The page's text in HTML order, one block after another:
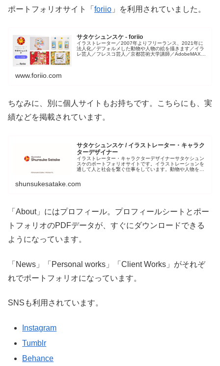
ポートフォリオサイト「 foriio 」を利用されていました。
サタケシュンスケ - foriio
イラストレーター／2007年よりフリーランス、2021年に
法人化／デフォルメした動物や人物の絵を描きます／イラ
レ芸人／フレスコ芸人／京都芸術大学講師／AdobeMAX登
www.foriio.com
ちなみに、別に個人サイトもお持ちです。こちらにも、実
績などを掲載されています。
サタケシュンスケ / イラストレーター・キャラク
ターデザイナー
イラストレーター・キャラクターデザイナーサタケシュン
スケのポートフォリオサイトです。イラストレーションを
通して人と社会を繋ぐ仕事をしています。動物や人物をデ
shunsukesatake.com
「About」にはプロフィール。プロフィールシートとポー
トフォリオのPDFデータが、すぐにダウンロードできる
ようになっています。
「News」「Personal works」「Client Works」がそれぞ
れでポートフォリオになっています。
SNSも利用されています。
Instagram
Tumblr
Behance